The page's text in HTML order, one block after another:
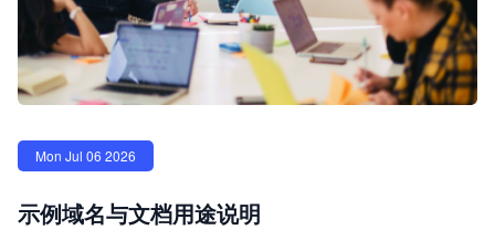
Mon Jul 06 2026
示例域名与文档用途说明